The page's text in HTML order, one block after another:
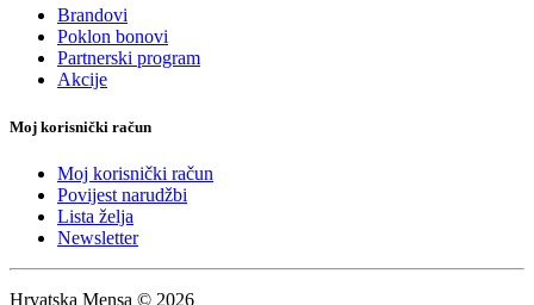
Brandovi
Poklon bonovi
Partnerski program
Akcije
Moj korisnički račun
Moj korisnički račun
Povijest narudžbi
Lista želja
Newsletter
Hrvatska Mensa © 2026